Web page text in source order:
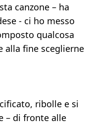
canzone – ha
- ci ho messo
qualcosa
alla fine sceglierne
ribolle e si
– di fronte alle